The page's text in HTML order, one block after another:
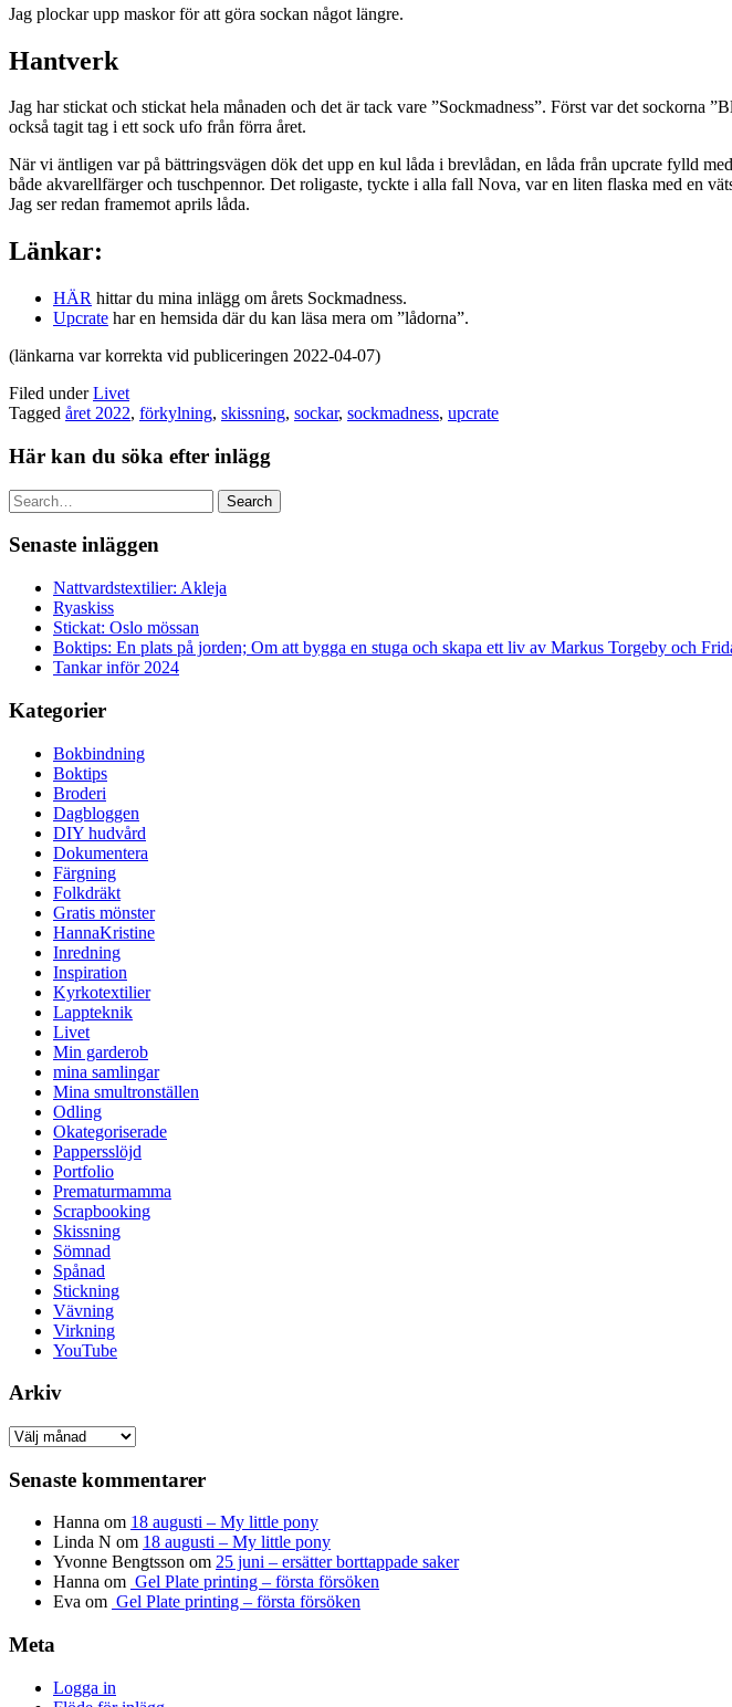
Jag plockar upp maskor för att göra sockan något längre.
Hantverk
Jag har stickat och stickat hela månaden och det är tack vare ”Sockmadness”. Först var det sockorna
också tagit tag i ett sock ufo från förra året.
När vi äntligen var på bättringsvägen dök det upp en kul låda i brevlådan, en låda från upcrate fylld
både akvarellfärger och tuschpennor. Det roligaste, tyckte i alla fall Nova, var en liten flaska med en
Jag ser redan framemot aprils låda.
Länkar:
HÄR hittar du mina inlägg om årets Sockmadness.
Upcrate har en hemsida där du kan läsa mera om ”lådorna”.
(länkarna var korrekta vid publiceringen 2022-04-07)
Filed underLivet
Tagged året 2022, förkylning, skissning, sockar, sockmadness, upcrate
Här kan du söka efter inlägg
Search
Senaste inläggen
Nattvardstextilier: Akleja
Ryaskiss
Stickat: Oslo mössan
Boktips: En plats på jorden; Om att bygga en stuga och skapa ett liv av Markus Torgeby och
Tankar inför 2024
Kategorier
Bokbindning
Boktips
Broderi
Dagbloggen
DIY hudvård
Dokumentera
Färgning
Folkdräkt
Gratis mönster
HannaKristine
Inredning
Inspiration
Kyrkotextilier
Lappteknik
Livet
Min garderob
mina samlingar
Mina smultronställen
Odling
Okategoriserade
Pappersslöjd
Portfolio
Prematurmamma
Scrapbooking
Skissning
Sömnad
Spånad
Stickning
Vävning
Virkning
YouTube
Arkiv
Arkiv
Senaste kommentarer
Hanna om 18 augusti – My little pony
Linda N om 18 augusti – My little pony
Yvonne Bengtsson om 25 juni – ersätter borttappade saker
Hanna om Gel Plate printing – första försöken
Eva om Gel Plate printing – första försöken
Meta
Logga in